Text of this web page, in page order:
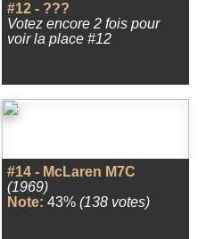
#12 - ???
Votez encore 2 fois pour
voir la place #12
#14 - McLaren M7C
(1969)
Note: 43% (138 votes)